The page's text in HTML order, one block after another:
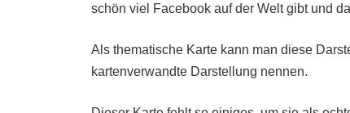
schön viel Facebook auf der Welt gibt und
Als thematische Karte kann man diese
kartenverwandte Darstellung nennen.